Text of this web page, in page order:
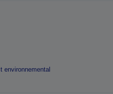
environnemental